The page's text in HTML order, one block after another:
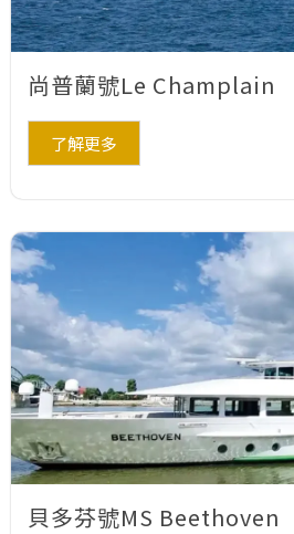
尚普蘭號Le Champlain
了解更多
貝多芬號MS Beethoven